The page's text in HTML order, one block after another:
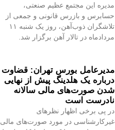
مدیره این مجتمع عظیم صنعتی،
حسابرس و بازرس قانونی و جمعی از
تلاشگران ذوب‌آهن، روز یک شنبه ۱۱
مردادماه در تالار آهن برگزار شد.
مدیرعامل بورس تهران: قضاوت
درباره یک هلدینگ پیش از نهایی
شدن صورت‌های مالی سالانه
نادرست است
در پی برخی اظهار نظرهای
غیرکارشناسی در مورد صورت‌های مالی